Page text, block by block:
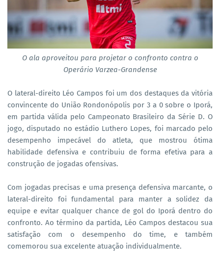
O ala aproveitou para projetar o confronto contra o
Operário Varzea-Grandense
O lateral-direito Léo Campos foi um dos destaques da vitória
convincente do União Rondonópolis por 3 a 0 sobre o Iporá,
em partida válida pelo Campeonato Brasileiro da Série D. O
jogo, disputado no estádio Luthero Lopes, foi marcado pelo
desempenho impecável do atleta, que mostrou ótima
habilidade defensiva e contribuiu de forma efetiva para a
construção de jogadas ofensivas.
Com jogadas precisas e uma presença defensiva marcante, o
lateral-direito foi fundamental para manter a solidez da
equipe e evitar qualquer chance de gol do Iporá dentro do
confronto. Ao término da partida, Léo Campos destacou sua
satisfação com o desempenho do time, e também
comemorou sua excelente atuação individualmente.